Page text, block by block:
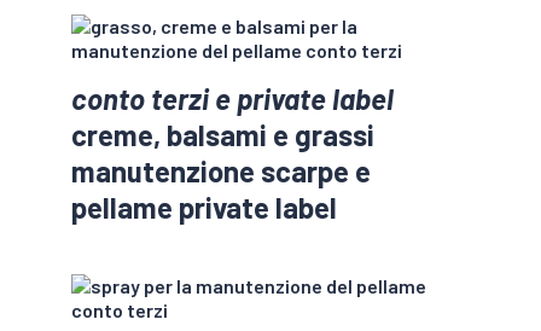
conto terzi e private label
creme, balsami e grassi
manutenzione scarpe e
pellame private label